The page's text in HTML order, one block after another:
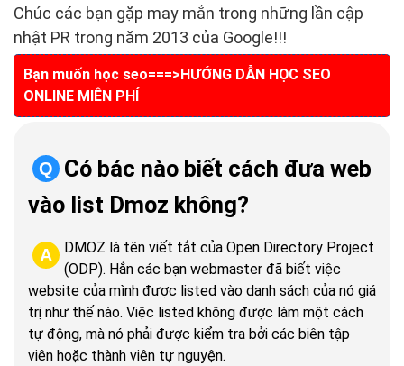
Chúc các bạn gặp may mắn trong những lần cập
nhật PR trong năm 2013 của Google!!!
Bạn muốn học seo===>HƯỚNG DẪN HỌC SEO
ONLINE MIỄN PHÍ
Q
Có bác nào biết cách đưa web
vào list Dmoz không?
A
DMOZ là tên viết tắt của Open Directory Project
(ODP). Hẳn các bạn webmaster đã biết việc
website của mình được listed vào danh sách của nó giá
trị như thế nào. Việc listed không được làm một cách
tự động, mà nó phải được kiểm tra bởi các biên tập
viên hoặc thành viên tự nguyện.